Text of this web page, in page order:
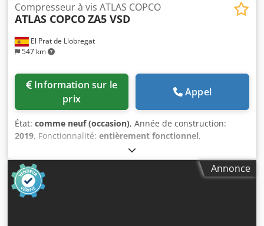
El Prat de Llobregat
547 km
Compresseur à vis ATLAS COPCO
ATLAS COPCOZA5 VSD
prix
Appel
État: comme neuf (occasion), Année de construction:
2019, Fonctionnalité: entièrement fonctionnel,
Compresseur d’air industriel Atlas Copco ZA5 VSD, doté de
la technologie à vitesse variable (VSD) et produisant de l’air
totalement exempt d’huile, certifié ISO 8573-1 Classe 0.
Données techniques : • Fabricant : Atlas Copco • Modèle :
ZA5 VSD • Année de fabrication : 2019 • Puissance
Annonce